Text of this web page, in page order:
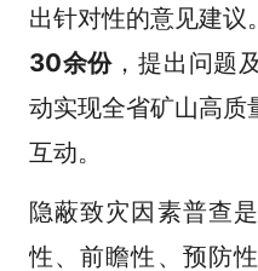
出针对性的意见建议
30余份 ，提出问题
动实现全省矿山高质
互动。
隐蔽致灾因素普查
性、前瞻性、预防